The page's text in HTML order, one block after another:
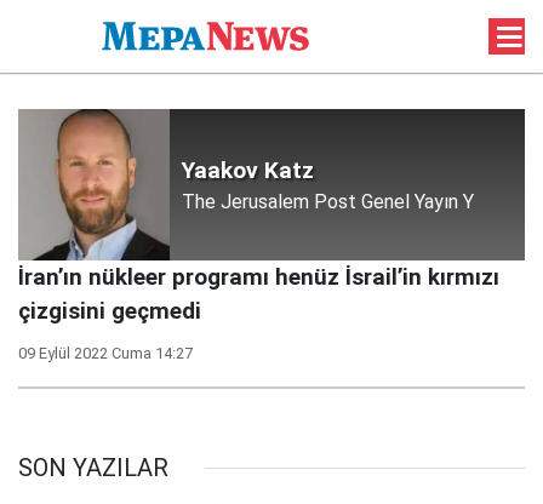
Yaakov Katz
The Jerusalem Post Genel Yayın Y
İran’ın nükleer programı henüz İsrail’in kırmızı
çizgisini geçmedi
09 Eylül 2022 Cuma 14:27
SON YAZILAR